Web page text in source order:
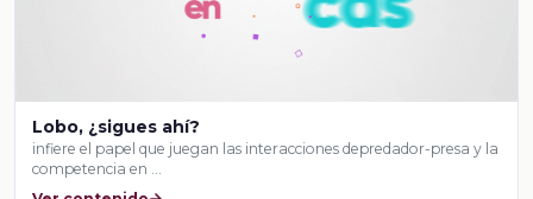
Lobo, ¿sigues ahí?
infiere el papel que juegan las interacciones depredador-presa y la
competencia en …